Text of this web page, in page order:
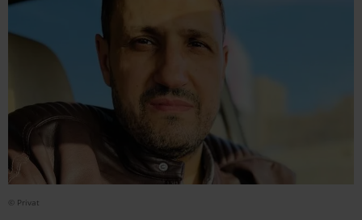
© Privat